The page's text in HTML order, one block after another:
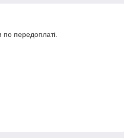
по передоплаті.